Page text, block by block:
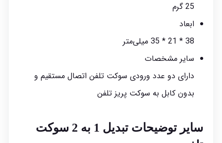
25 گرم
ابعاد
38 * 21 * 35 میلی‌متر
سایر مشخصات
دارای دو عدد ورودی سوکت تلفن اتصال مستقیم و
بدون کابل به سوکت پریز تلفن
سایر توضیحات تبدیل 1 به 2 سوکت